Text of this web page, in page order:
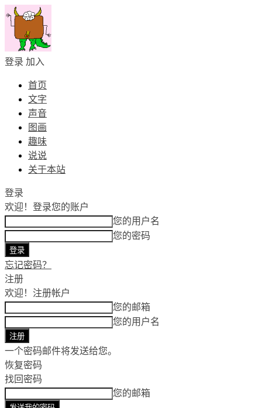
登录 加入
首页
文字
声音
图画
趣味
说说
关于本站
登录
欢迎！ 登录您的账户
您的用户名
您的密码
忘记密码？
注册
欢迎！ 注册帐户
您的邮箱
您的用户名
一个密码邮件将发送给您。
恢复密码
找回密码
您的邮箱